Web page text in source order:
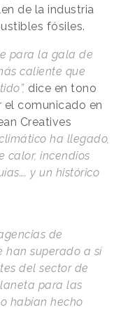
de la industria
fósiles.
para la gala de
caliente que
dice en tono
el comunicado en
Creatives
ha llegado,
calor, incendios
y un histórico
de
han superado a sí
del sector de
para las
habían hecho